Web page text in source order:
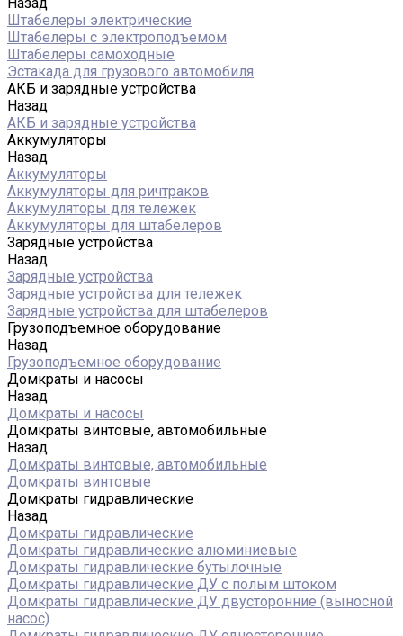
Штабелеры электрические
Штабелеры с электроподъемом
Штабелеры самоходные
Эстакада для грузового автомобиля
АКБ и зарядные устройства
Назад
АКБ и зарядные устройства
Аккумуляторы
Назад
Аккумуляторы
Аккумуляторы для ричтраков
Аккумуляторы для тележек
Аккумуляторы для штабелеров
Зарядные устройства
Назад
Зарядные устройства
Зарядные устройства для тележек
Зарядные устройства для штабелеров
Грузоподъемное оборудование
Назад
Грузоподъемное оборудование
Домкраты и насосы
Назад
Домкраты и насосы
Домкраты винтовые, автомобильные
Назад
Домкраты винтовые, автомобильные
Домкраты винтовые
Домкраты гидравлические
Назад
Домкраты гидравлические
Домкраты гидравлические алюминиевые
Домкраты гидравлические бутылочные
Домкраты гидравлические ДУ c полым штоком
Домкраты гидравлические ДУ двусторонние (выносной
насос)